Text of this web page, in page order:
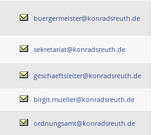
buergermeister@konradsreuth.de
sekretariat@konradsreuth.de
geschaeftsleiter@konradsreuth.de
birgit.mueller@konradsreuth.de
ordnungsamt@konradsreuth.de